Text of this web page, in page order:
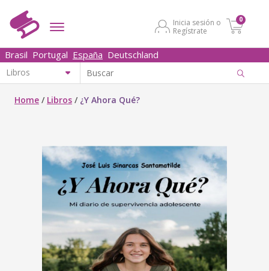
Inicia sesión o
Regístrate
0
Brasil Portugal España Deutschland
Home / Libros / ¿Y Ahora Qué?